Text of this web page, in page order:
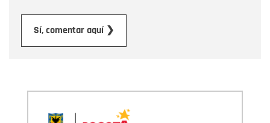
Sí, comentar aquí ❯